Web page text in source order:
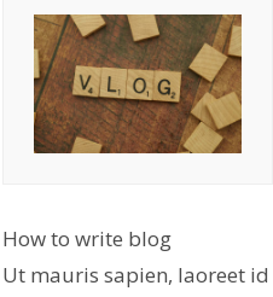
How to write blog
Ut mauris sapien, laoreet id